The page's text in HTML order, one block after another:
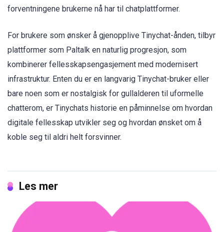
forventningene brukerne nå har til chatplattformer.
For brukere som ønsker å gjenopplive Tinychat-ånden, tilbyr
plattformer som Paltalk en naturlig progresjon, som
kombinerer fellesskapsengasjement med modernisert
infrastruktur. Enten du er en langvarig Tinychat-bruker eller
bare noen som er nostalgisk for gullalderen til uformelle
chatterom, er Tinychats historie en påminnelse om hvordan
digitale fellesskap utvikler seg og hvordan ønsket om å
koble seg til aldri helt forsvinner.
Les mer